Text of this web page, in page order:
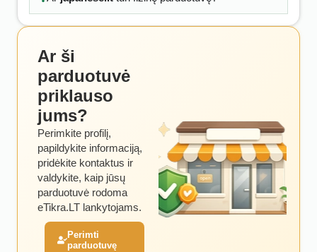
Ar ši
parduotuvė
priklauso
jums?
Perimkite profilį,
papildykite informaciją,
pridėkite kontaktus ir
valdykite, kaip jūsų
parduotuvė rodoma
eTikra.LT lankytojams.
Perimti
parduotuvę